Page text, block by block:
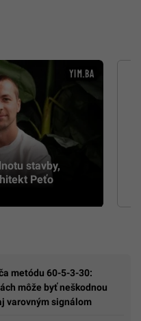
stavby,
Peťo
metódu 60-5-3-30:
môže byť neškodnou
varovným signálom